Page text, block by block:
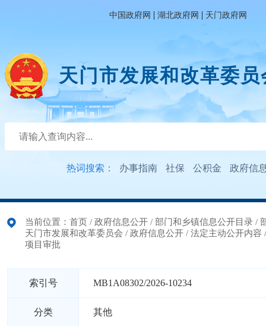
中国政府网 | 湖北政府网 | 天门政府网
天门市发展和改革委员
热词搜索： 办事指南 社保 公积金 政府信
当前位置： 首页 / 政府信息公开 / 部门和乡镇信息公开目录 /
天门市发展和改革委员会 / 政府信息公开 / 法定主动公开内容
项目审批
索引号 MB1A08302/2026-10234
分类 其他